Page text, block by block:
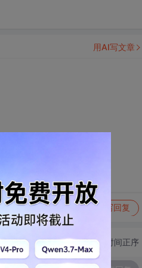
写回复
用AI写文章
切换为时间正序